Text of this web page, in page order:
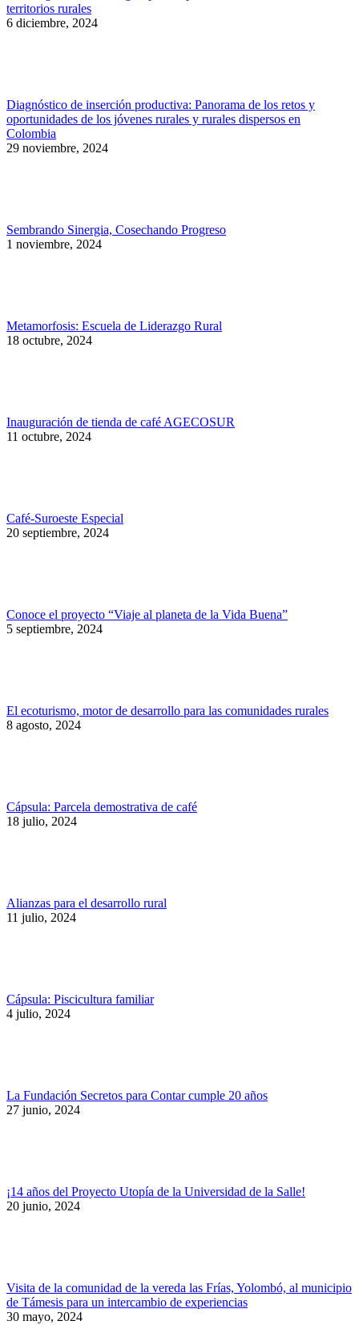
territorios rurales
6 diciembre, 2024
Diagnóstico de inserción productiva: Panorama de los retos y
oportunidades de los jóvenes rurales y rurales dispersos en
Colombia
29 noviembre, 2024
Sembrando Sinergia, Cosechando Progreso
1 noviembre, 2024
Metamorfosis: Escuela de Liderazgo Rural
18 octubre, 2024
Inauguración de tienda de café AGECOSUR
11 octubre, 2024
Café-Suroeste Especial
20 septiembre, 2024
Conoce el proyecto “Viaje al planeta de la Vida Buena”
5 septiembre, 2024
El ecoturismo, motor de desarrollo para las comunidades rurales
8 agosto, 2024
Cápsula: Parcela demostrativa de café
18 julio, 2024
Alianzas para el desarrollo rural
11 julio, 2024
Cápsula: Piscicultura familiar
4 julio, 2024
La Fundación Secretos para Contar cumple 20 años
27 junio, 2024
¡14 años del Proyecto Utopía de la Universidad de la Salle!
20 junio, 2024
Visita de la comunidad de la vereda las Frías, Yolombó, al municipio
de Támesis para un intercambio de experiencias
30 mayo, 2024